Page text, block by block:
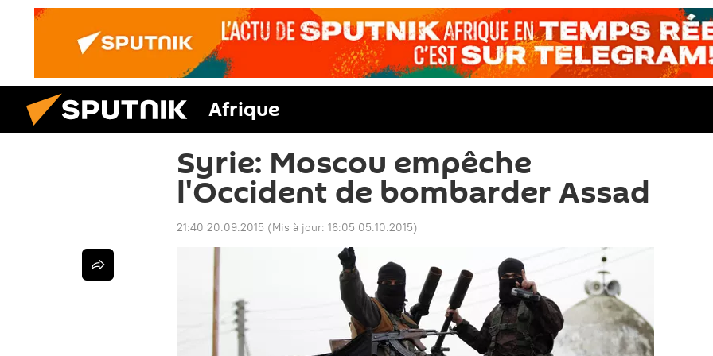
Afrique
Syrie: Moscou empêche
l'Occident de bombarder Assad
21:40 20.09.2015 (Mis à jour: 16:05 05.10.2015)